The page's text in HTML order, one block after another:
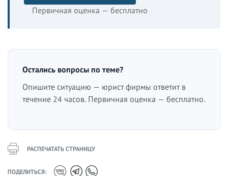
Первичная оценка — бесплатно
Остались вопросы по теме?
Опишите ситуацию — юрист фирмы ответит в
течение 24 часов. Первичная оценка — бесплатно.
РАСПЕЧАТАТЬ СТРАНИЦУ
ПОДЕЛИТЬСЯ: